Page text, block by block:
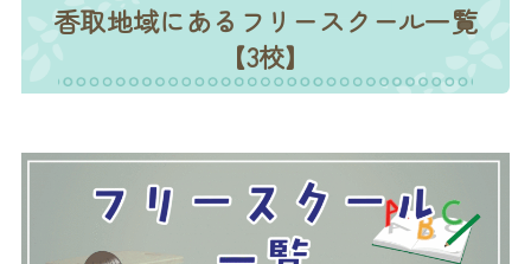
香取地域にあるフリースクール一覧
【3校】